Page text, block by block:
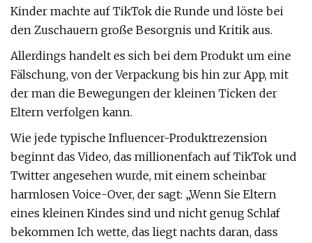
Kinder machte auf TikTok die Runde und löste bei
den Zuschauern große Besorgnis und Kritik aus.
Allerdings handelt es sich bei dem Produkt um eine
Fälschung, von der Verpackung bis hin zur App, mit
der man die Bewegungen der kleinen Ticken der
Eltern verfolgen kann.
Wie jede typische Influencer-Produktrezension
beginnt das Video, das millionenfach auf TikTok und
Twitter angesehen wurde, mit einem scheinbar
harmlosen Voice-Over, der sagt: „Wenn Sie Eltern
eines kleinen Kindes sind und nicht genug Schlaf
bekommen Ich wette, das liegt nachts daran, dass